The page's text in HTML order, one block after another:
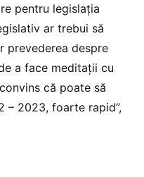
pentru legislația
ar trebui să
prevederea despre
a face meditații cu
că poate să
– 2023, foarte rapid”,